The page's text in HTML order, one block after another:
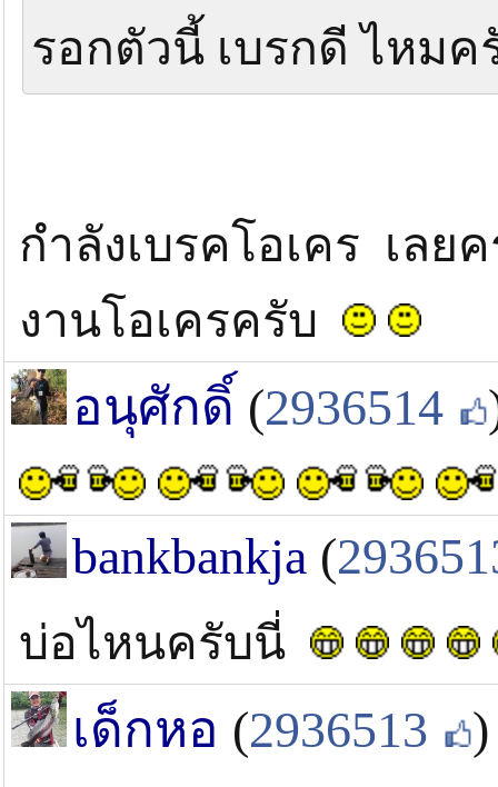
รอกตัวนี้ เบรกดี ไหม
กำลังเบรคโอเคร เล
งานโอเครครับ
อนุศักดิ์ (2936514
bankbankja (
บ่อไหนครับนี่
เด็กหอ (2936513 )